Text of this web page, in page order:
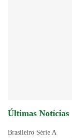
Últimas Notícias
Brasileiro Série A